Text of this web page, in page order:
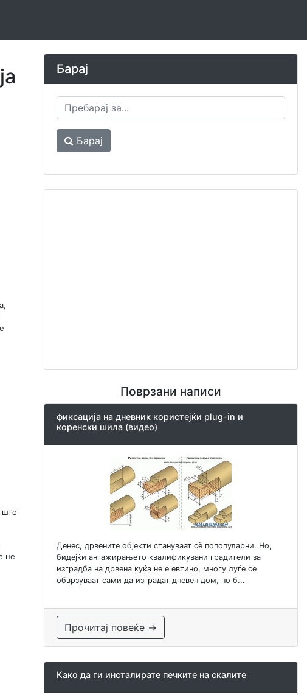
што
не
Барај
Барај
Поврзани написи
фиксација на дневник користејќи plug-in и
коренски шила (видео)
Денес, дрвените објекти стануваат сè попопуларни. Но,
бидејќи ангажирањето квалификувани градители за
изградба на дрвена куќа не е евтино, многу луѓе се
обврзуваат сами да изградат дневен дом, но б...
Прочитај повеќе →
Како да ги инсталирате печките на скалите